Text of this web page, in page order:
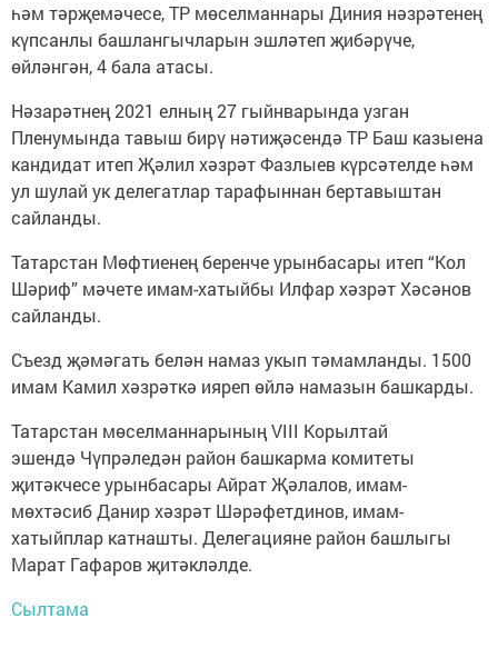
һәм тәрҗемәчесе, ТР мөселманнары Диния нәзрәтенең
күпсанлы башлангычларын эшләтеп җибәрүче,
өйләнгән, 4 бала атасы.
Нәзарәтнең 2021 елның 27 гыйнварында узган
Пленумында тавыш бирү нәтиҗәсендә ТР Баш казыена
кандидат итеп Җәлил хәзрәт Фазлыев күрсәтелде һәм
ул шулай ук делегатлар тарафыннан бертавыштан
сайланды.
Татарстан Мөфтиенең беренче урынбасары итеп “Кол
Шәриф” мәчете имам-хатыйбы Илфар хәзрәт Хәсәнов
сайланды.
Съезд җәмәгать белән намаз укып тәмамланды. 1500
имам Камил хәзрәткә ияреп өйлә намазын башкарды.
Татарстан мөселманнарының VIII Корылтай
эшендә Чүпрәледән район башкарма комитеты
җитәкчесе урынбасары Айрат Җәлалов, имам-
мөхтәсиб Данир хәзрәт Шәрәфетдинов, имам-
хатыйплар катнашты. Делегацияне район башлыгы
Марат Гафаров җитәкләлде.
Сылтама